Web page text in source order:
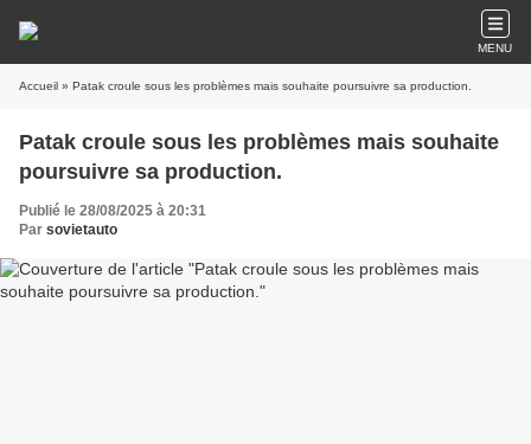
MENU
Accueil » Patak croule sous les problèmes mais souhaite poursuivre sa production.
Patak croule sous les problèmes mais souhaite
poursuivre sa production.
Publié le 28/08/2025 à 20:31
Par sovietauto